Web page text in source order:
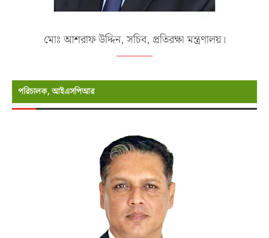
মোঃ আশরাফ উদ্দিন, সচিব, প্রতিরক্ষা মন্ত্রণালয়।
পরিচালক, আইএসপিআর